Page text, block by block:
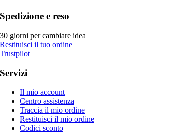
Spedizione e reso
30 giorni per cambiare idea
Restituisci il tuo ordine
Trustpilot
Servizi
Il mio account
Centro assistenza
Traccia il mio ordine
Restituisci il mio ordine
Codici sconto